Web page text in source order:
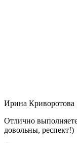
Ирина Криворотова
Отлично
довольны, респект!)